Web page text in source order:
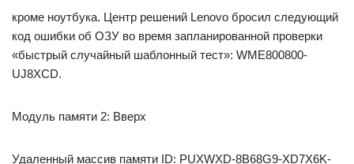
кроме ноутбука. Центр решений Lenovo бросил следующий
код ошибки об ОЗУ во время запланированной проверки
«быстрый случайный шаблонный тест»: WME800800-
UJ8XCD.
Модуль памяти 2: Вверх
Удаленный массив памяти ID: PUXWXD-8B68G9-XD7X6K-